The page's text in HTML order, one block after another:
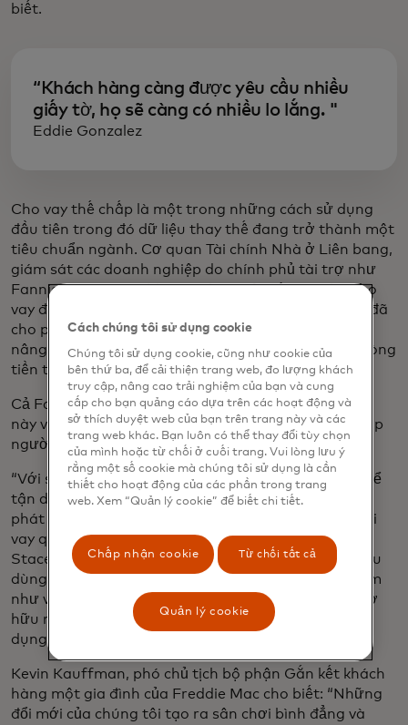
biết.
“Khách hàng càng được yêu cầu nhiều
giấy tờ, họ sẽ càng có nhiều lo lắng. "
Eddie Gonzalez
Cho vay thế chấp là một trong những cách sử dụng
đầu tiên trong đó dữ liệu thay thế đang trở thành một
tiêu chuẩn ngành. Cơ quan Tài chính Nhà ở Liên bang,
giám sát các doanh nghiệp do chính phủ tài trợ như
Fannie Mae và Freddie Mac làm việc với các nhà cho
vay để giúp người vay có được các khoản thế chấp, đã
cho phép họ sử dụng dữ liệu ngân hàng mở mới và
nâng cao, chẳng hạn như lịch sử tiền thuê nhà và dòng
tiền tích cực.
Cả Fannie Mae và Freddie Mac đều áp dụng dữ liệu
này vào hệ thống bảo lãnh tương ứng của họ để giúp
người cho vay mở rộng quyền truy cập tín dụng.
“Với sự gia tăng của ngân hàng mở, chúng tôi có thể
tận dụng dữ liệu được người tiêu dùng cho phép để
phát triển một cái nhìn toàn diện hơn về cách người
vay quản lý tiền và các cam kết tài chính của họ”,
Stacey Shifman, phó chủ tịch Phân tích tín dụng tiêu
dùng một gia đình của Fannie Mae cho biết. “Khi làm
như vậy, chúng tôi có thể giúp tạo ra nhiều cơ hội sở
hữu nhà hơn cho những người không có lịch sử tín
dụng.”
Kevin Kauffman, phó chủ tịch bộ phận Gắn kết khách
hàng một gia đình của Freddie Mac cho biết: “Những
đổi mới của chúng tôi tạo ra sân chơi bình đẳng và
Cách chúng tôi sử dụng cookie
Chúng tôi sử dụng cookie, cũng như cookie của
bên thứ ba, để cải thiện trang web, đo lượng khách
truy cập, nâng cao trải nghiệm của bạn và cung
cấp cho bạn quảng cáo dựa trên các hoạt động và
sở thích duyệt web của bạn trên trang này và các
trang web khác. Bạn luôn có thể thay đổi tùy chọn
của mình hoặc từ chối ở cuối trang. Vui lòng lưu ý
rằng một số cookie mà chúng tôi sử dụng là cần
thiết cho hoạt động của các phần trong trang
web. Xem “Quản lý cookie” để biết chi tiết.
Chấp nhận cookie Từ chối tất cả
Quản lý cookie